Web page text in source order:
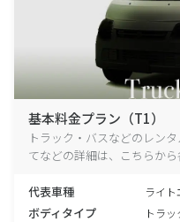
基本料金プラン（T1）
トラック・バスなどのレン
てなどの詳細は、こちらから
代表車種 ライ
ボディタイプ トラ